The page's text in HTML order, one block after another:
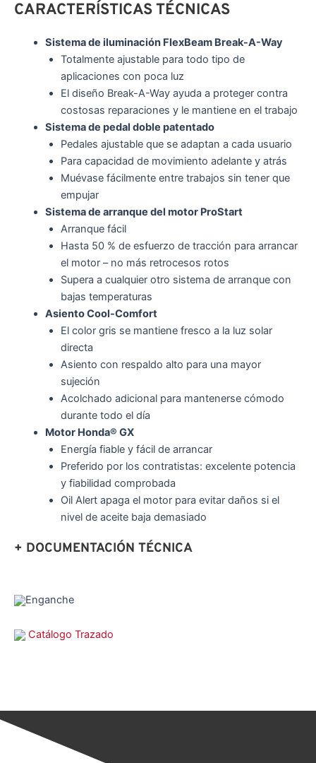
CARACTERÍSTICAS TÉCNICAS
Sistema de iluminación FlexBeam Break-A-Way
Totalmente ajustable para todo tipo de
aplicaciones con poca luz
El diseño Break-A-Way ayuda a proteger contra
costosas reparaciones y le mantiene en el trabajo
Sistema de pedal doble patentado
Pedales ajustable que se adaptan a cada usuario
Para capacidad de movimiento adelante y atrás
Muévase fácilmente entre trabajos sin tener que
empujar
Sistema de arranque del motor ProStart
Arranque fácil
Hasta 50 % de esfuerzo de tracción para arrancar
el motor – no más retrocesos rotos
Supera a cualquier otro sistema de arranque con
bajas temperaturas
Asiento Cool-Comfort
El color gris se mantiene fresco a la luz solar
directa
Asiento con respaldo alto para una mayor
sujeción
Acolchado adicional para mantenerse cómodo
durante todo el día
Motor Honda® GX
Energía fiable y fácil de arrancar
Preferido por los contratistas: excelente potencia
y fiabilidad comprobada
Oil Alert apaga el motor para evitar daños si el
nivel de aceite baja demasiado
+ DOCUMENTACIÓN TÉCNICA
Enganche
Catálogo Trazado